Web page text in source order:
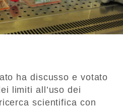
ha discusso e votato
limiti all’uso dei
scientifica con